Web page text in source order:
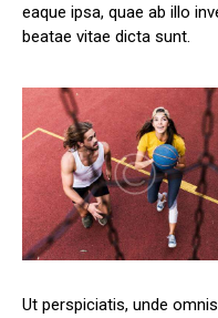
eaque ipsa, quae ab illo
beatae vitae dicta sunt.
Ut perspiciatis, unde